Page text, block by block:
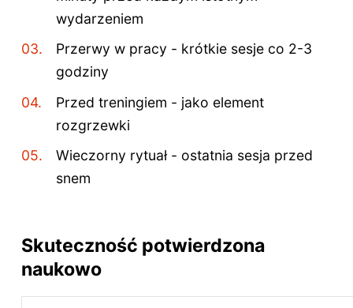
wydarzeniem
Przerwy w pracy - krótkie sesje co 2-3
godziny
Przed treningiem - jako element
rozgrzewki
Wieczorny rytuał - ostatnia sesja przed
snem
Skuteczność potwierdzona
naukowo